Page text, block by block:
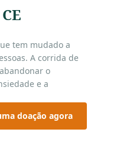
tem mudado a
A corrida de
o
e a
doação agora